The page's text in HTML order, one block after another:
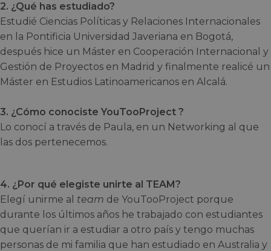
2. ¿Qué has estudiado?
Estudié Ciencias Políticas y Relaciones Internacionales
en la Pontificia Universidad Javeriana en Bogotá,
después hice un Máster en Cooperación Internacional y
Gestión de Proyectos en Madrid y finalmente realicé un
Máster en Estudios Latinoamericanos en Alcalá.
3. ¿Cómo conociste YouTooProject ?
Lo conocí a través de Paula, en un Networking al que
las dos pertenecemos.
4. ¿Por qué elegiste unirte al TEAM?
Elegí unirme al team de YouTooProject porque
durante los últimos años he trabajado con estudiantes
que querían ir a estudiar a otro país y tengo muchas
personas de mi familia que han estudiado en Australia y